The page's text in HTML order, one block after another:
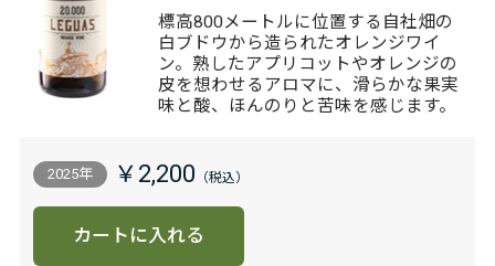
標高800メートルに位置する自社畑の
白ブドウから造られたオレンジワイ
ン。熟したアプリコットやオレンジの
皮を想わせるアロマに、滑らかな果実
味と酸、ほんのりと苦味を感じます。
2025年 ￥2,200
カートに入れる